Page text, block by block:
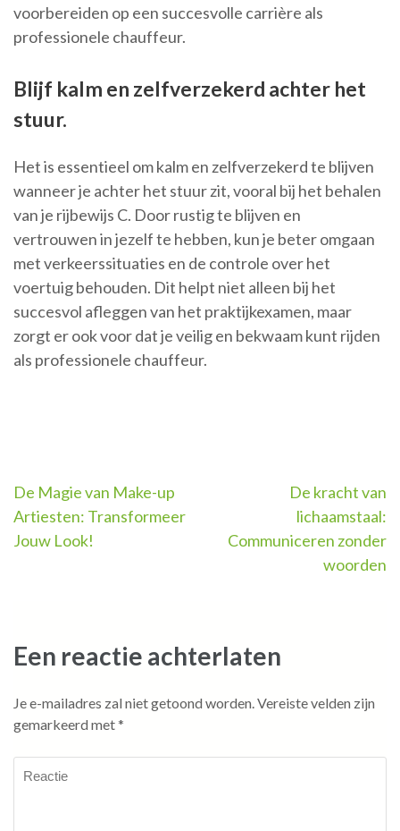
voorbereiden op een succesvolle carrière als
professionele chauffeur.
Blijf kalm en zelfverzekerd achter het
stuur.
Het is essentieel om kalm en zelfverzekerd te blijven
wanneer je achter het stuur zit, vooral bij het behalen
van je rijbewijs C. Door rustig te blijven en
vertrouwen in jezelf te hebben, kun je beter omgaan
met verkeerssituaties en de controle over het
voertuig behouden. Dit helpt niet alleen bij het
succesvol afleggen van het praktijkexamen, maar
zorgt er ook voor dat je veilig en bekwaam kunt rijden
als professionele chauffeur.
Berichtnavigatie
De Magie van Make-up
Artiesten: Transformeer
Jouw Look!
De kracht van
lichaamstaal:
Communiceren zonder
woorden
Een reactie achterlaten
Je e-mailadres zal niet getoond worden.Vereiste velden zijn
gemarkeerd met*